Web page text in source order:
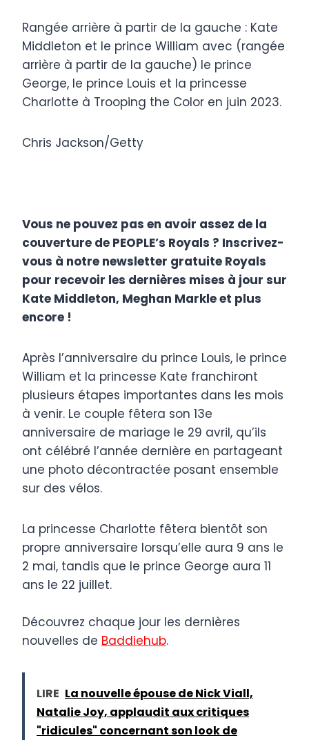
Rangée arrière à partir de la gauche : Kate
Middleton et le prince William avec (rangée
arrière à partir de la gauche) le prince
George, le prince Louis et la princesse
Charlotte à Trooping the Color en juin 2023.
Chris Jackson/Getty
Vous ne pouvez pas en avoir assez de la
couverture de PEOPLE’s Royals ? Inscrivez-
vous à notre newsletter gratuite Royals
pour recevoir les dernières mises à jour sur
Kate Middleton, Meghan Markle et plus
encore !
Après l’anniversaire du prince Louis, le prince
William et la princesse Kate franchiront
plusieurs étapes importantes dans les mois
à venir. Le couple fêtera son 13e
anniversaire de mariage le 29 avril, qu’ils
ont célébré l’année dernière en partageant
une photo décontractée posant ensemble
sur des vélos.
La princesse Charlotte fêtera bientôt son
propre anniversaire lorsqu’elle aura 9 ans le
2 mai, tandis que le prince George aura 11
ans le 22 juillet.
Découvrez chaque jour les dernières
nouvelles de Baddiehub.
LIRE La nouvelle épouse de Nick Viall,
Natalie Joy, applaudit aux critiques
"ridicules" concernant son look de